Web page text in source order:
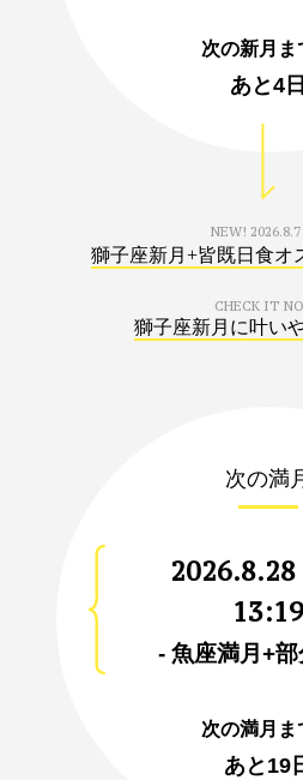
次の新月
あと4日
NEW!
獅子座新月+皆既日食オ
CHECK IT
獅子座新月に叶い
次の満
2026.8.28
13:19
- 魚座満月+
次の満月
あと 19